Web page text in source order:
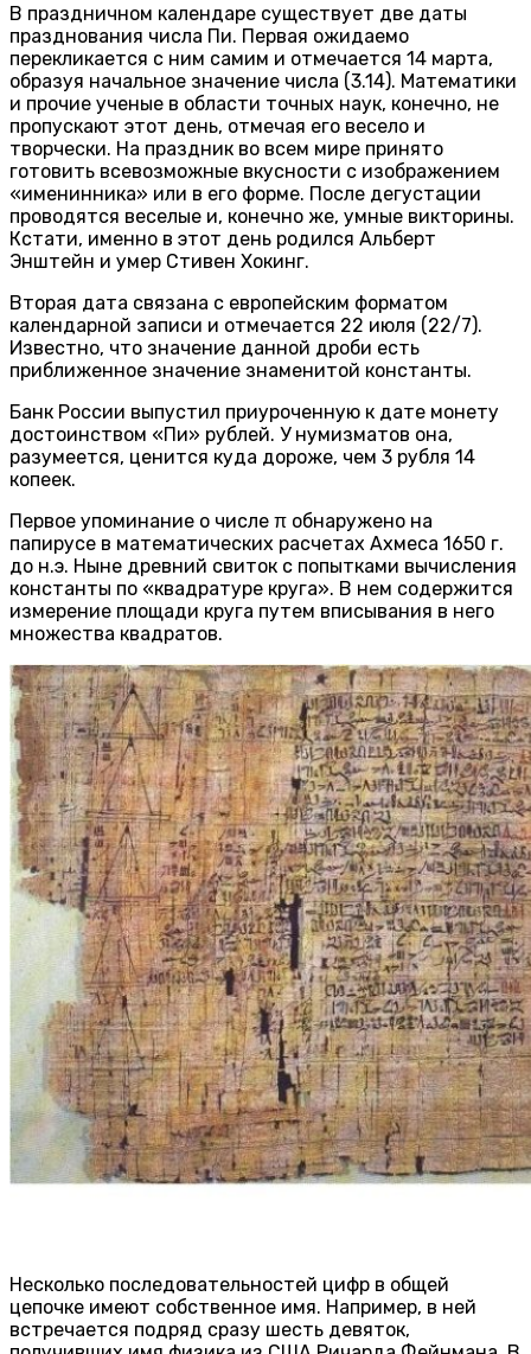
В праздничном календаре существует две даты
празднования числа Пи. Первая ожидаемо
перекликается с ним самим и отмечается 14 марта,
образуя начальное значение числа (3.14). Математики
и прочие ученые в области точных наук, конечно, не
пропускают этот день, отмечая его весело и
творчески. На праздник во всем мире принято
готовить всевозможные вкусности с изображением
«именинника» или в его форме. После дегустации
проводятся веселые и, конечно же, умные викторины.
Кстати, именно в этот день родился Альберт
Энштейн и умер Стивен Хокинг.
Вторая дата связана с европейским форматом
календарной записи и отмечается 22 июля (22/7).
Известно, что значение данной дроби есть
приближенное значение знаменитой константы.
Банк России выпустил приуроченную к дате монету
достоинством «Пи» рублей. У нумизматов она,
разумеется, ценится куда дороже, чем 3 рубля 14
копеек.
Первое упоминание о числе π обнаружено на
папирусе в математических расчетах Ахмеса 1650 г.
до н.э. Ныне древний свиток с попытками вычисления
константы по «квадратуре круга». В нем содержится
измерение площади круга путем вписывания в него
множества квадратов.
Несколько последовательностей цифр в общей
цепочке имеют собственное имя. Например, в ней
встречается подряд сразу шесть девяток,